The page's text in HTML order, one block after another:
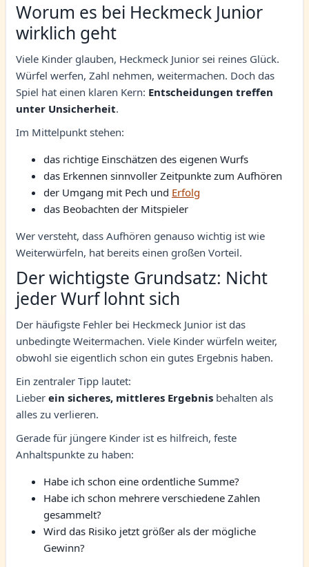
Worum es bei Heckmeck Junior
wirklich geht
Viele Kinder glauben, Heckmeck Junior sei reines Glück.
Würfel werfen, Zahl nehmen, weitermachen. Doch das
Spiel hat einen klaren Kern: Entscheidungen treffen
unter Unsicherheit.
Im Mittelpunkt stehen:
das richtige Einschätzen des eigenen Wurfs
das Erkennen sinnvoller Zeitpunkte zum Aufhören
der Umgang mit Pech und Erfolg
das Beobachten der Mitspieler
Wer versteht, dass Aufhören genauso wichtig ist wie
Weiterwürfeln, hat bereits einen großen Vorteil.
Der wichtigste Grundsatz: Nicht
jeder Wurf lohnt sich
Der häufigste Fehler bei Heckmeck Junior ist das
unbedingte Weitermachen. Viele Kinder würfeln weiter,
obwohl sie eigentlich schon ein gutes Ergebnis haben.
Ein zentraler Tipp lautet:
Lieber ein sicheres, mittleres Ergebnis behalten als
alles zu verlieren.
Gerade für jüngere Kinder ist es hilfreich, feste
Anhaltspunkte zu haben:
Habe ich schon eine ordentliche Summe?
Habe ich schon mehrere verschiedene Zahlen
gesammelt?
Wird das Risiko jetzt größer als der mögliche
Gewinn?